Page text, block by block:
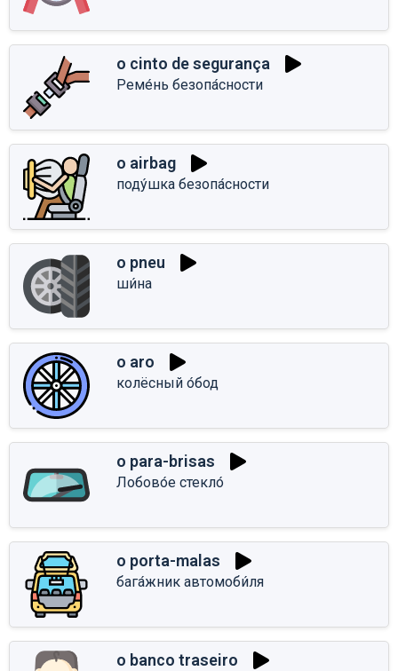
o cinto de segurança
Реме́нь безопа́сности
o airbag
поду́шка безопа́сности
o pneu
ши́на
o aro
колёсный о́бод
o para-brisas
Лобово́е стекло́
o porta-malas
бага́жник автомоби́ля
o banco traseiro